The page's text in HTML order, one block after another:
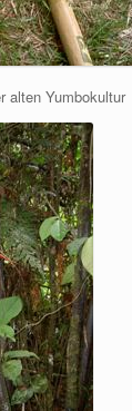
alten Yumbokultur